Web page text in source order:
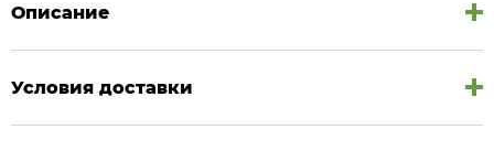
Описание
Условия доставки